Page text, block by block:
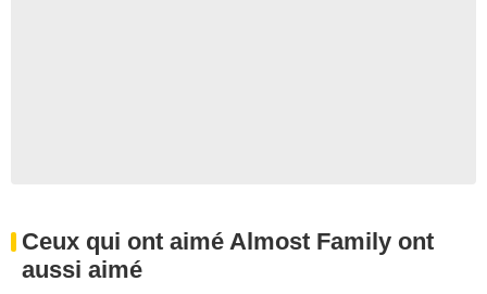
Ceux qui ont aimé Almost Family ont
aussi aimé